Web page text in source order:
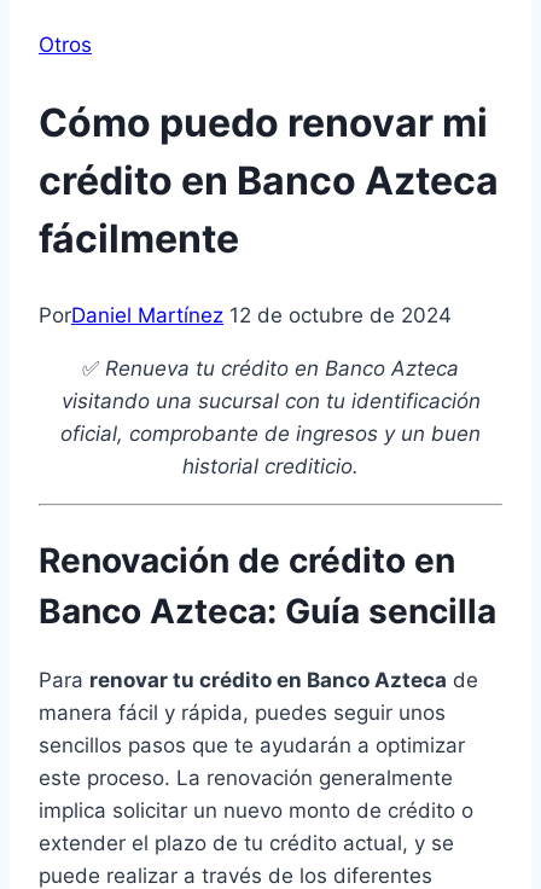
Otros
Cómo puedo renovar mi
crédito en Banco Azteca
fácilmente
PorDaniel Martínez 12 de octubre de 2024
✅ Renueva tu crédito en Banco Azteca
visitando una sucursal con tu identificación
oficial, comprobante de ingresos y un buen
historial crediticio.
Renovación de crédito en
Banco Azteca: Guía sencilla
Para renovar tu crédito en Banco Azteca de
manera fácil y rápida, puedes seguir unos
sencillos pasos que te ayudarán a optimizar
este proceso. La renovación generalmente
implica solicitar un nuevo monto de crédito o
extender el plazo de tu crédito actual, y se
puede realizar a través de los diferentes